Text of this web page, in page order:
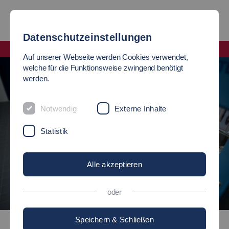
Datenschutzeinstellungen
Auf unserer Webseite werden Cookies verwendet,
welche für die Funktionsweise zwingend benötigt
werden.
Notwendig Externe Inhalte
Statistik
Alle akzeptieren
oder
Speichern & Schließen